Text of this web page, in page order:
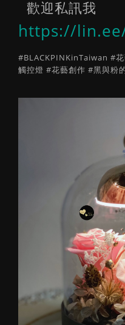
歡迎私訊我
https://
#BLACKPINKinTaiwan #
觸控燈 #花藝創作 #黑與粉